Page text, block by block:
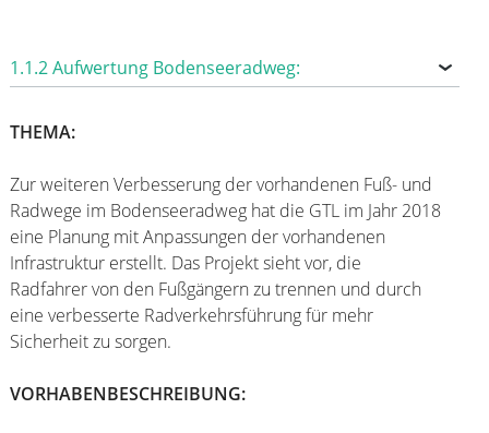
1.1.2 Aufwertung Bodenseeradweg:
THEMA:
Zur weiteren Verbesserung der vorhandenen Fuß- und
Radwege im Bodenseeradweg hat die GTL im Jahr 2018
eine Planung mit Anpassungen der vorhandenen
Infrastruktur erstellt. Das Projekt sieht vor, die
Radfahrer von den Fußgängern zu trennen und durch
eine verbesserte Radverkehrsführung für mehr
Sicherheit zu sorgen.
VORHABENBESCHREIBUNG: